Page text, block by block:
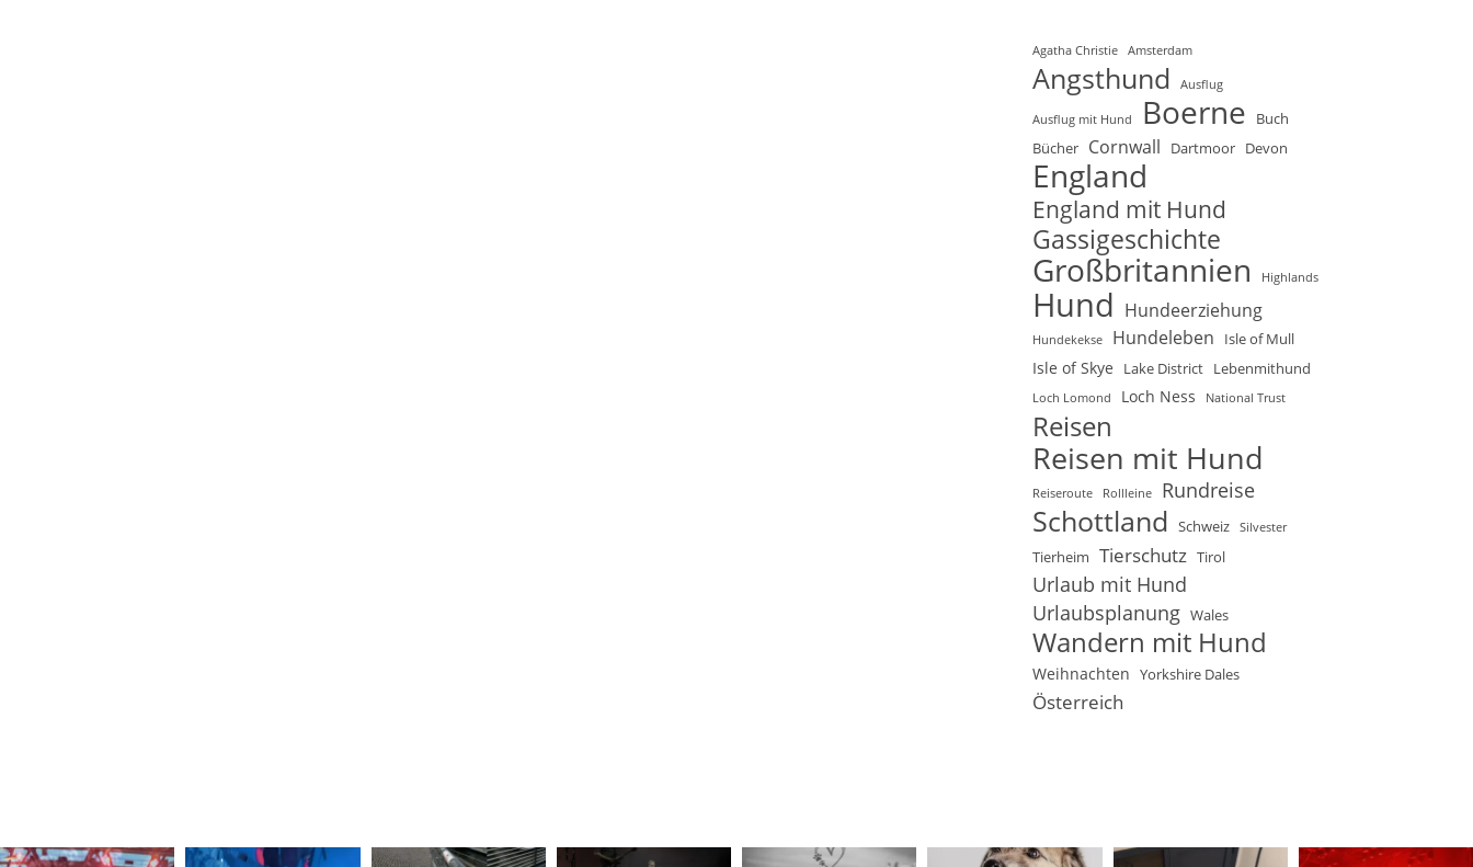
Agatha Christie Amsterdam
Angsthund Ausflug
Ausflug mit Hund Boerne
Buch
Bücher Cornwall Dartmoor Devon
England
England mit Hund
Gassigeschichte
Großbritannien Highlands
Hund Hundeerziehung
Hundekekse Hundeleben Isle of Mull
Isle of Skye Lake District Lebenmithund
Loch Lomond Loch Ness National Trust
Reisen
Reisen mit Hund
Reiseroute Rollleine Rundreise
Schottland Schweiz Silvester
Tierheim Tierschutz Tirol
Urlaub mit Hund
Urlaubsplanung Wales
Wandern mit Hund
Weihnachten Yorkshire Dales
Österreich